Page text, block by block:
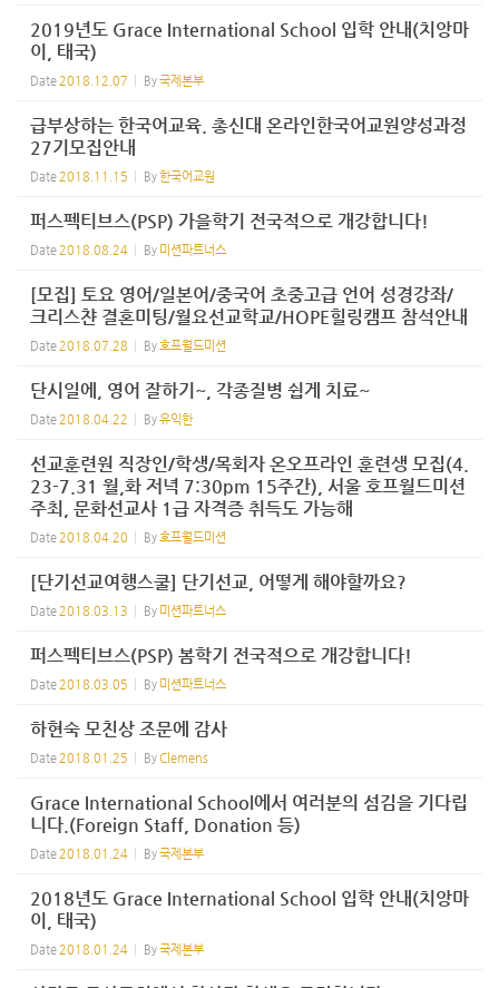
2019년도 Grace International School 입학 안내(치앙마
이, 태국)
Date 2018.12.07 By국제본부
급부상하는 한국어교육. 총신대 온라인한국어교원양성과정
27기모집안내
Date 2018.11.15 By한국어교원
퍼스펙티브스(PSP) 가을학기 전국적으로 개강합니다!
Date 2018.08.24 By 미션파트너스
[모집] 토요 영어/일본어/중국어 초중고급 언어 성경강좌/
크리스챤 결혼미팅/월요선교학교/HOPE힐링캠프 참석안내
Date 2018.07.28 By호프월드미션
단시일에, 영어 잘하기~, 각종질병 쉽게 치료~
Date 2018.04.22 By유익한
선교훈련원 직장인/학생/목회자 온오프라인 훈련생 모집(4.
23-7.31 월,화 저녁 7:30pm 15주간), 서울 호프월드미션
주최, 문화선교사 1급 자격증 취득도 가능해
Date 2018.04.20 By호프월드미션
[단기선교여행스쿨] 단기선교, 어떻게 해야할까요?
Date 2018.03.13 By 미션파트너스
퍼스펙티브스(PSP) 봄학기 전국적으로 개강합니다!
Date 2018.03.05 By 미션파트너스
하현숙 모친상 조문에 감사
Date 2018.01.25 ByClemens
Grace International School에서 여러분의 섬김을 기다립
니다.(Foreign Staff, Donation 등)
Date 2018.01.24 By국제본부
2018년도 Grace International School 입학 안내(치앙마
이, 태국)
Date 2018.01.24 By국제본부